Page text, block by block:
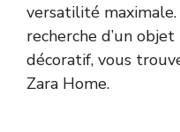
versatilité maximale.
recherche d’un
décoratif, vous
Zara Home.